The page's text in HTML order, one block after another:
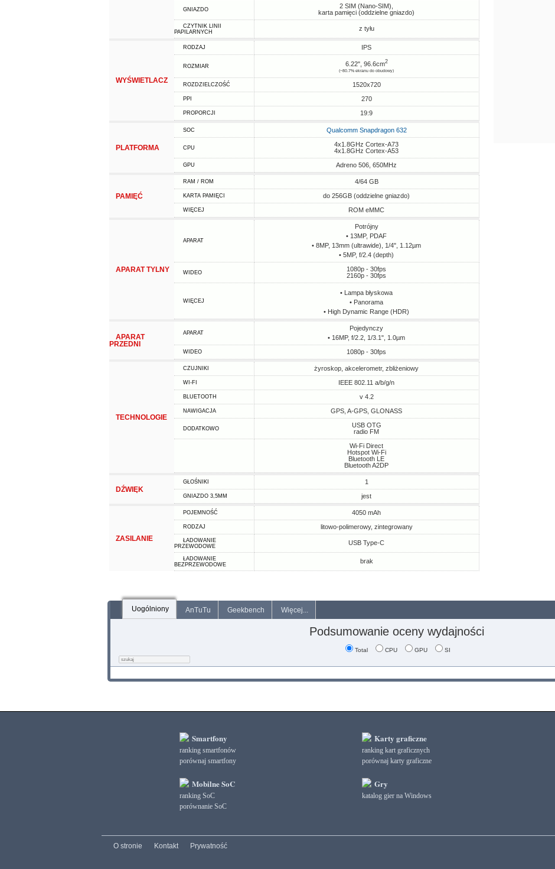
GNIAZDO
2 SIM (Nano-SIM),
karta pamięci (oddzielne gniazdo)
CZYTNIK LINII
PAPILARNYCH
z tyłu
WYŚWIETLACZ
RODZAJ IPS
ROZMIAR 6.22", 96.6cm2
(~80.7% ekranu do obudowy)
ROZDZIELCZOŚĆ 1520x720
PPI 270
PROPORCJI 19:9
PLATFORMA
SOC Qualcomm Snapdragon 632
CPU
4x1.8GHz Cortex-A73
4x1.8GHz Cortex-A53
GPU Adreno 506, 650MHz
PAMIĘĆ
RAM / ROM 4/64 GB
KARTA PAMIĘCI do 256GB (oddzielne gniazdo)
WIĘCEJ ROM eMMC
APARAT TYLNY
APARAT
Potrójny
• 13MP, PDAF
• 8MP, 13mm (ultrawide), 1/4", 1.12µm
• 5MP, f/2.4 (depth)
WIDEO
1080p - 30fps
2160p - 30fps
WIĘCEJ
• Lampa błyskowa
• Panorama
• High Dynamic Range (HDR)
APARAT
PRZEDNI
APARAT
Pojedynczy
• 16MP, f/2.2, 1/3.1", 1.0µm
WIDEO 1080p - 30fps
TECHNOLOGIE
CZUJNIKI żyroskop, akcelerometr, zbliżeniowy
WI-FI IEEE 802.11 a/b/g/n
BLUETOOTH v 4.2
NAWIGACJA GPS, A-GPS, GLONASS
DODATKOWO
USB OTG
radio FM
Wi-Fi Direct
Hotspot Wi-Fi
Bluetooth LE
Bluetooth A2DP
DŹWIĘK
GŁOŚNIKI 1
GNIAZDO 3,5MM jest
ZASILANIE
POJEMNOŚĆ 4050 mAh
RODZAJ litowo-polimerowy, zintegrowany
ŁADOWANIE
PRZEWODOWE
USB Type-C
ŁADOWANIE
BEZPRZEWODOWE
brak
Uogólniony AnTuTu Geekbench Więcej...
Podsumowanie oceny wydajności
Total CPU GPU SI
Smartfony
ranking smartfonów
porównaj smartfony
Mobilne SoC
ranking SoC
porównanie SoC
Karty graficzne
ranking kart graficznych
porównaj karty graficzne
Gry
katalog gier na Windows
O stronie Kontakt Prywatność